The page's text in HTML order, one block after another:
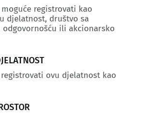
registrovati kao
djelatnost, društvo sa
odgovornošću ili akcionarsko
ovu djelatnost kao